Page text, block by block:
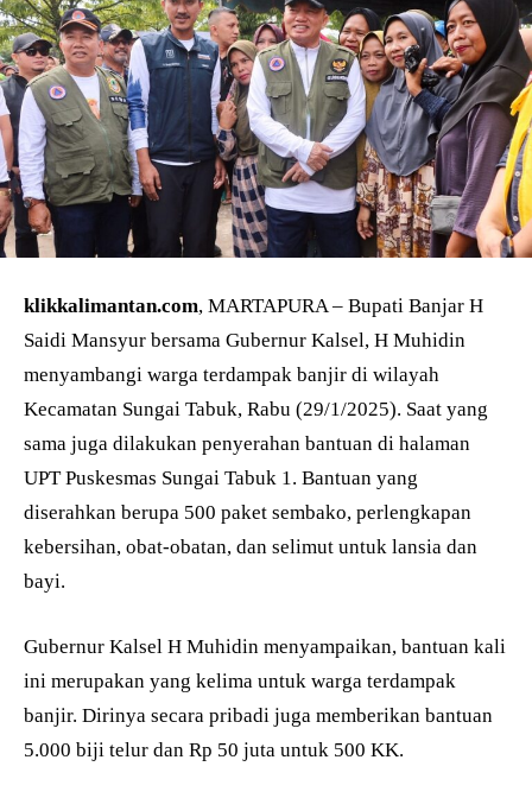
klikkalimantan.com, MARTAPURA – Bupati Banjar H
Saidi Mansyur bersama Gubernur Kalsel, H Muhidin
menyambangi warga terdampak banjir di wilayah
Kecamatan Sungai Tabuk, Rabu (29/1/2025). Saat yang
sama juga dilakukan penyerahan bantuan di halaman
UPT Puskesmas Sungai Tabuk 1. Bantuan yang
diserahkan berupa 500 paket sembako, perlengkapan
kebersihan, obat-obatan, dan selimut untuk lansia dan
bayi.
Gubernur Kalsel H Muhidin menyampaikan, bantuan kali
ini merupakan yang kelima untuk warga terdampak
banjir. Dirinya secara pribadi juga memberikan bantuan
5.000 biji telur dan Rp 50 juta untuk 500 KK.